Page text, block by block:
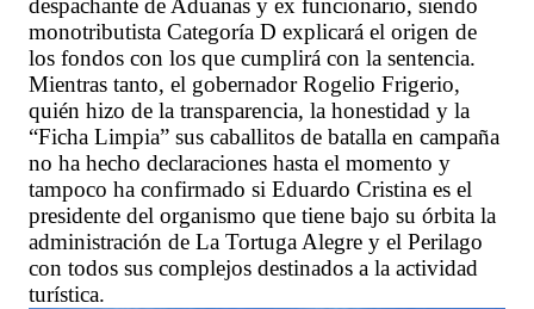
despachante de Aduanas y ex funcionario, siendo
monotributista Categoría D explicará el origen de
los fondos con los que cumplirá con la sentencia.
Mientras tanto, el gobernador Rogelio Frigerio,
quién hizo de la transparencia, la honestidad y la
“Ficha Limpia” sus caballitos de batalla en campaña
no ha hecho declaraciones hasta el momento y
tampoco ha confirmado si Eduardo Cristina es el
presidente del organismo que tiene bajo su órbita la
administración de La Tortuga Alegre y el Perilago
con todos sus complejos destinados a la actividad
turística.